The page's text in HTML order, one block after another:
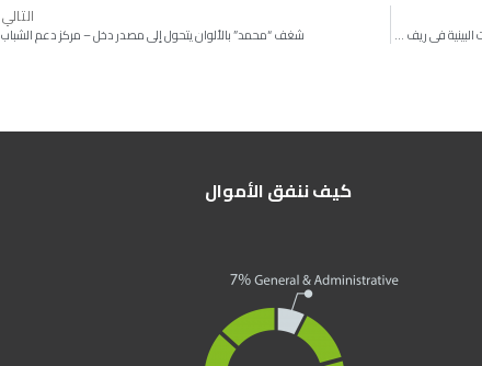
فريق إحسان يعقد ندوات تدريبية للمزارعين ضمن مشروع الزراعات البينية في ريف حمص الشمالي
التالي
شغف “محمد” بالألوان يتحول إلى مصدر دخل – مركز دعم الشباب
كيف ننفق الأموال